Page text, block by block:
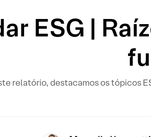
ESG |
relatório, destacamos os tópicos